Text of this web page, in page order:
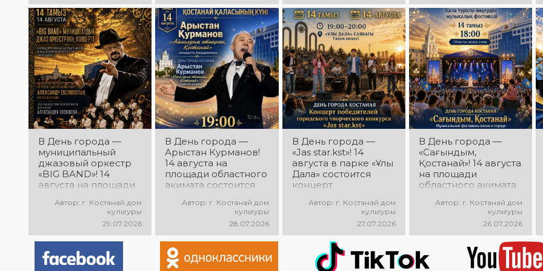
фестиваля
самодеятельного
народного
творчества
любимые песни,
яркое выступление,
мощная энергия и
праздничное
настроение!
В День города —
муниципальный
джазовый оркестр
«BIG BAND»! 14
августа на площади
состоится концерт
муниципального
джазового оркестра
«BIG BAND»!
Руководитель
оркестра —
Автор: г. Костанай дом
культуры
29.07.2026
В День города —
Арыстан Курманов!
14 августа на
площади областного
акимата состоится
программа
«Айналдым атыңнан,
Қостанай»! Вас ждут
любимые песни,
Автор: г. Костанай дом
культуры
28.07.2026
В День города —
«Jas star.kst»! 14
августа в парке «Ұлы
Дала» состоится
концерт
городского
конкурса «Jas
star.kst»! Вас ждут
яркие выступления
молодых талантов,
Автор: г. Костанай дом
культуры
27.07.2026
В День города —
«Сағындым,
Қостанай»! 14 августа
на площади
областного акимата
музыкальный
фестиваль песен о
городе «Сағындым,
Қостанай»! Вас ждут
прекрасные песни о
родном городе,
Автор: г. Костанай дом
культуры
26.07.2026